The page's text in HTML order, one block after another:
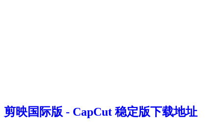
剪映国际版 - CapCut 稳定版下载地址